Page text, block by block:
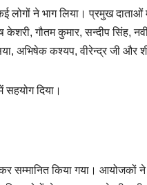
लोगों ने भाग लिया। प्रमुख दाताओं
केशरी, गौतम कुमार, सन्दीप सिंह,
अभिषेक कश्यप, वीरेन्द्र जी और
दिया।
सम्मानित किया गया। आयोजकों